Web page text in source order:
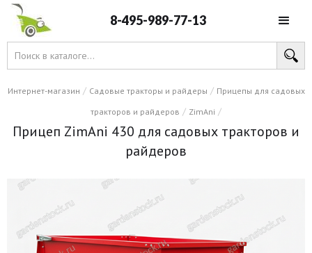
8-495-989-77-13
Интернет-магазин / Садовые тракторы и райдеры / Прицепы для садовых
тракторов и райдеров / ZimAni /
Прицеп ZimAni 430 для садовых тракторов и
райдеров